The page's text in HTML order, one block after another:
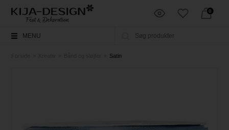
0
MENU
Satin